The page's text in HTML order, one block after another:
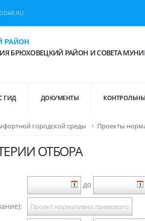
РАЙОН
БРЮХОВЕЦКИЙ РАЙОН И СОВЕТА
ГИД ДОКУМЕНТЫ
городской среды Проекты
ОТБОРА
до